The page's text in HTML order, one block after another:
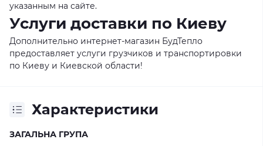
указанным на сайте.
Услуги доставки по Киеву
Дополнительно интернет-магазин БудТепло
предоставляет услуги грузчиков и транспортировки
по Киеву и Киевской области!
Характеристики
ЗАГАЛЬНА ГРУПА